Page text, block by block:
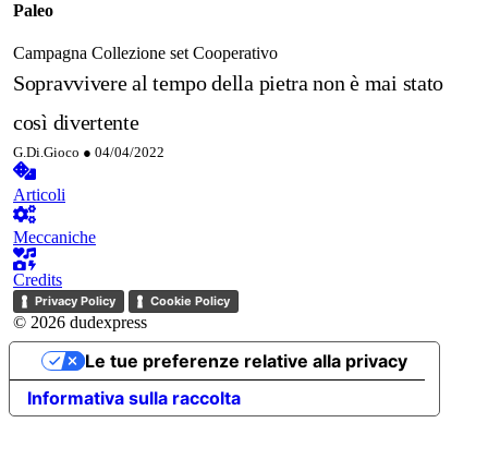
Paleo
Campagna Collezione set Cooperativo
Sopravvivere al tempo della pietra non è mai stato
così divertente
G.Di.Gioco ● 04/04/2022
Articoli
Meccaniche
Credits
Privacy Policy Cookie Policy
© 2026 dudexpress
Informativa sulla raccolta
Le tue preferenze relative alla privacy